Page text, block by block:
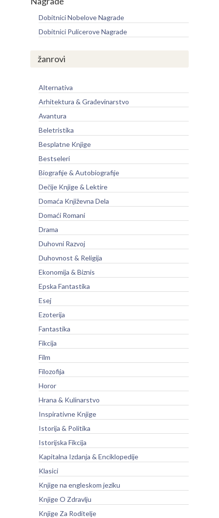
Dobitnici Nobelove Nagrade
Dobitnici Pulicerove Nagrade
žanrovi
Alternativa
Arhitektura & Građevinarstvo
Avantura
Beletristika
Besplatne Knjige
Bestseleri
Biografije & Autobiografije
Dečije Knjige & Lektire
Domaća Književna Dela
Domaći Romani
Drama
Duhovni Razvoj
Duhovnost & Religija
Ekonomija & Biznis
Epska Fantastika
Esej
Ezoterija
Fantastika
Fikcija
Film
Filozofija
Horor
Hrana & Kulinarstvo
Inspirativne Knjige
Istorija & Politika
Istorijska Fikcija
Kapitalna Izdanja & Enciklopedije
Klasici
Knjige na engleskom jeziku
Knjige O Zdravlju
Knjige Za Roditelje